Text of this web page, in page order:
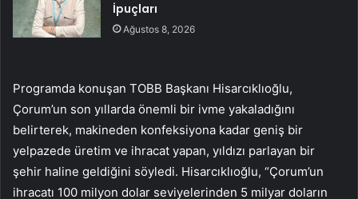
İpuçları
Ağustos 8, 2026
Programda konuşan TOBB Başkanı Hisarcıklıoğlu,
Çorum’un son yıllarda önemli bir ivme yakaladığını
belirterek, makineden konfeksiyona kadar geniş bir
yelpazede üretim ve ihracat yapan, yıldızı parlayan bir
şehir haline geldiğini söyledi. Hisarcıklıoğlu, “Çorum’un
ihracatı 100 milyon dolar seviyelerinden 5 milyar doların